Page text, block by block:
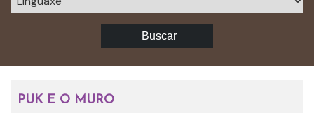
Buscar
PUK E O MURO